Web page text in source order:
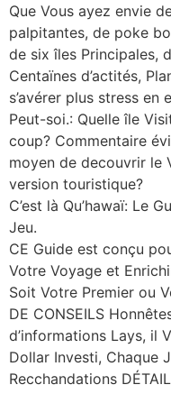
Que Vous ayez envie
palpitantes, de poke
de six îles Principales,
Centaïnes d’actités,
s’avérer plus stress en
Peut-soi.: Quelle île
coup? Commentaire
moyen de decouvrir le
version touristique?
C’est là Qu’hawaï: Le
Jeu.
CE Guide est conçu
Votre Voyage et
Soit Votre Premier ou
DE CONSEILS
d’informations Lays, il
Dollar Investi, Chaque
Recchandations